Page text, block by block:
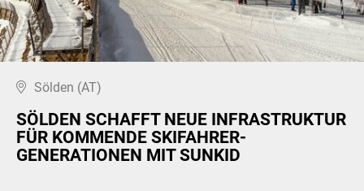
Sölden (AT)
SÖLDEN SCHAFFT NEUE INFRASTRUKTUR
FÜR KOMMENDE SKIFAHRER-
GENERATIONEN MIT SUNKID